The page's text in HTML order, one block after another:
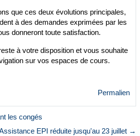
que ces deux évolutions principales,
à des demandes exprimées par les
donneront toute satisfaction.
à votre disposition et vous souhaite
sur vos espaces de cours.
Permalien
les congés
EPI réduite jusqu'au 23 juillet →